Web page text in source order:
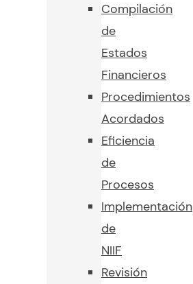
Compilación
de
Estados
Financieros
Procedimientos
Acordados
Eficiencia
de
Procesos
Implementación
de
NIIF
Revisión